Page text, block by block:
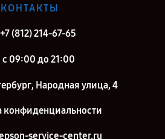
КОНТАКТЫ
+7 (812) 214-67-65
c 09:00 до 21:00
Народная улица, 4
конфиденциальности
service-center.ru